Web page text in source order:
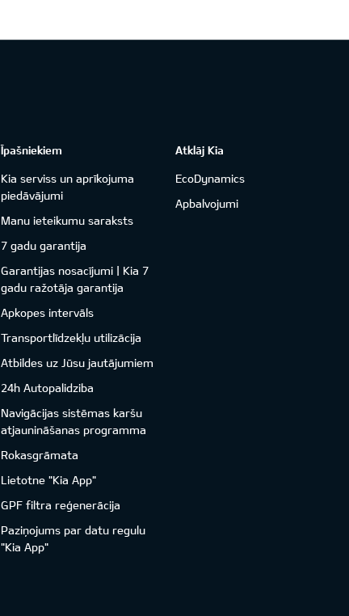
Īpašniekiem
Kia serviss un aprīkojuma
piedāvājumi
Manu ieteikumu saraksts
7 gadu garantija
Garantijas nosacījumi | Kia 7
gadu ražotāja garantija
Apkopes intervāls
Transportlīdzekļu utilizācija
Atbildes uz Jūsu jautājumiem
24h Autopalidziba
Navigācijas sistēmas karšu
atjaunināšanas programma
Rokasgrāmata
Lietotne "Kia App"
GPF filtra reģenerācija
Paziņojums par datu regulu
"Kia App"
Atklāj Kia
EcoDynamics
Apbalvojumi